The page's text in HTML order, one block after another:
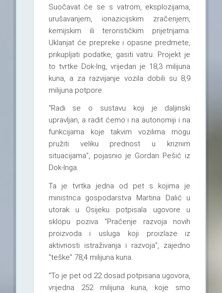
Suočavat će se s vatrom, eksplozijama,
urušavanjem, ionazicijskim zračenjem,
kemijskim ili terorističkim prijetnjama.
Uklanjat će prepreke i opasne predmete,
prikupljati podatke, gasiti vatru. Projekt je
to tvrtke Dok-Ing, vrijedan je 18,3 milijuna
kuna, a za razvijanje vozila dobili su 8,9
milijuna potpore.
“Radi se o sustavu koji je daljinski
upravljan, a radit ćemo i na autonomiji i na
funkcijama koje takvim vozilima mogu
pružiti veliku prednost u kriznim
situacijama”, pojasnio je Gordan Pešić iz
Dok-Inga.
Ta je tvrtka jedna od pet s kojima je
ministrica gospodarstva Martina Dalić u
utorak u Osijeku potpisala ugovore u
sklopu poziva “Praćenje razvoja novih
proizvoda i usluga koji proizlaze iz
aktivnosti istraživanja i razvoja”, zajedno
“teške” 78,4 milijuna kuna.
“To je pet od 22 dosad potpisana ugovora,
vrijedna 252 milijuna kuna, koje smo